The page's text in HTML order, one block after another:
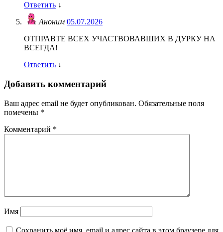
Ответить ↓
Аноним 05.07.2026
ОТПРАВТЕ ВСЕХ УЧАСТВОВАВШИХ В ДУРКУ НА
ВСЕГДА!
Ответить ↓
Добавить комментарий
Ваш адрес email не будет опубликован. Обязательные поля
помечены *
Комментарий *
Имя
Сохранить моё имя, email и адрес сайта в этом браузере для